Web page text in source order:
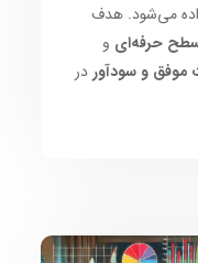
می‌شود. هدف
سطح حرفه‌ای و
موفق و سودآور در